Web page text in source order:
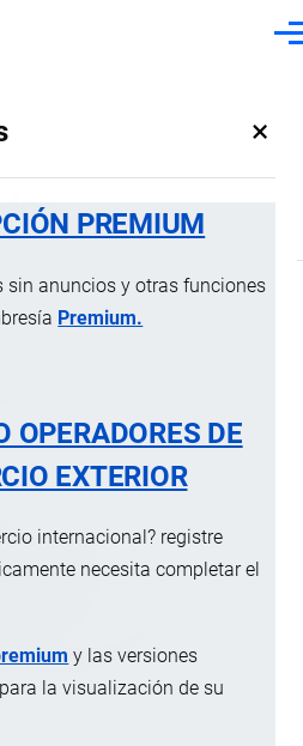
×
PREMIUM
sin anuncios y otras funciones
Premium.
OPERADORES DE
EXTERIOR
internacional? registre
necesita completar el
y las versiones
la visualización de su
2024